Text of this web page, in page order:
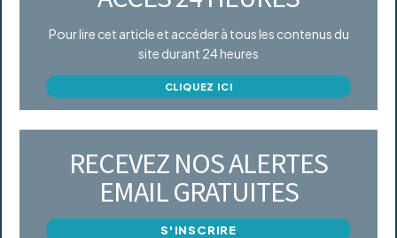
Pour lire cet article et accéder à tous les contenus du
site durant 24 heures
CLIQUEZ ICI
RECEVEZ NOS ALERTES
EMAIL GRATUITES
S'INSCRIRE